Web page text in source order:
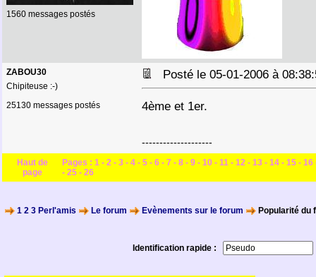
1560 messages postés
ZABOU30
Chipiteuse :-)
25130 messages postés
Posté le 05-01-2006 à
4ème et 1er.
--------------------
Haut de
page
Pages : 1 - 2 - 3 - 4 - 5 - 6 - 7 - 8 - 9 - 10 - 11 - 12 - 13 - 14 - 15 - 16
- 25 - 26
1 2 3 Perl'amis Le forum Evènements sur le forum Popularité du
Identification rapide :